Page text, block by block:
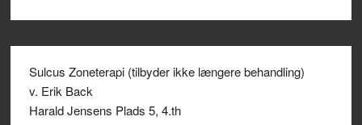
Sulcus Zoneterapi (tilbyder ikke længere behandling)
v. Erik Back
Harald Jensens Plads 5, 4.th